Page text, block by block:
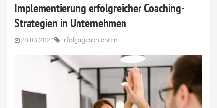
Implementierung erfolgreicher Coaching-
Strategien in Unternehmen
28.03.2024 Erfolgsgeschichten